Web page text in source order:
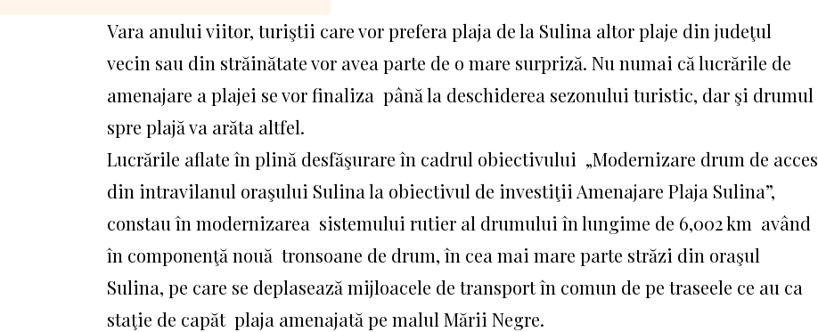
Vara anului viitor, turiştii care vor prefera plaja de la Sulina altor plaje din judeţul
vecin sau din străi­nătate vor avea parte de o mare surpriză. Nu numai că lucrările de
amenajare a plajei se vor finaliza până la deschiderea sezonului turistic, dar şi drumul
spre plajă va arăta altfel.
Lucrările aflate în plină desfăşurare în cadrul obiectivului „Modernizare drum de acces
din intravilanul oraşului Sulina la obiectivul de investiţii Amena­jare Plaja Sulina”,
constau în modernizarea sistemului rutier al drumului în lungime de 6,002 km având
în componenţă nouă tronsoane de drum, în cea mai mare parte străzi din oraşul
Sulina, pe care se de­pla­sează mijloacele de transport în comun de pe traseele ce au ca
staţie de capăt plaja amenajată pe malul Mării Negre.